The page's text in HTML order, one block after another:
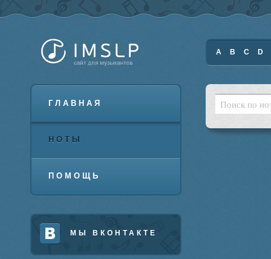
ГЛАВНАЯ
НОТЫ
ПОМОЩЬ
МЫ ВКОНТАКТЕ
A B C D